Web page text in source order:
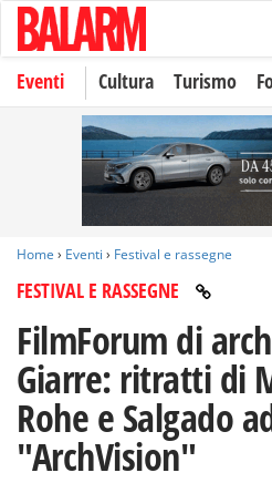
Eventi Cultura Turismo
Home › Eventi › Festival e rassegne
FESTIVAL E RASSEGNE
FilmForum di
Giarre: ritratti di
Rohe e Salgado
"ArchVision"